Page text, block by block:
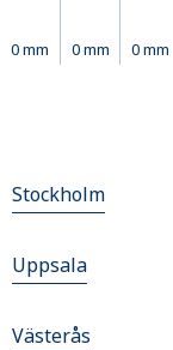
0 mm 0 mm 0 mm
Stockholm
Uppsala
Västerås